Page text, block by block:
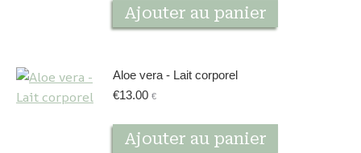
Ajouter au panier
Aloe vera - Lait corporel
€13.00 €
Ajouter au panier